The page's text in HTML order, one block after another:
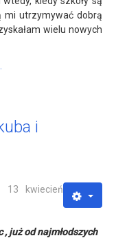
mi utrzymywać dobrą
wielu nowych
i
13 kwiecień
już od najmłodszych